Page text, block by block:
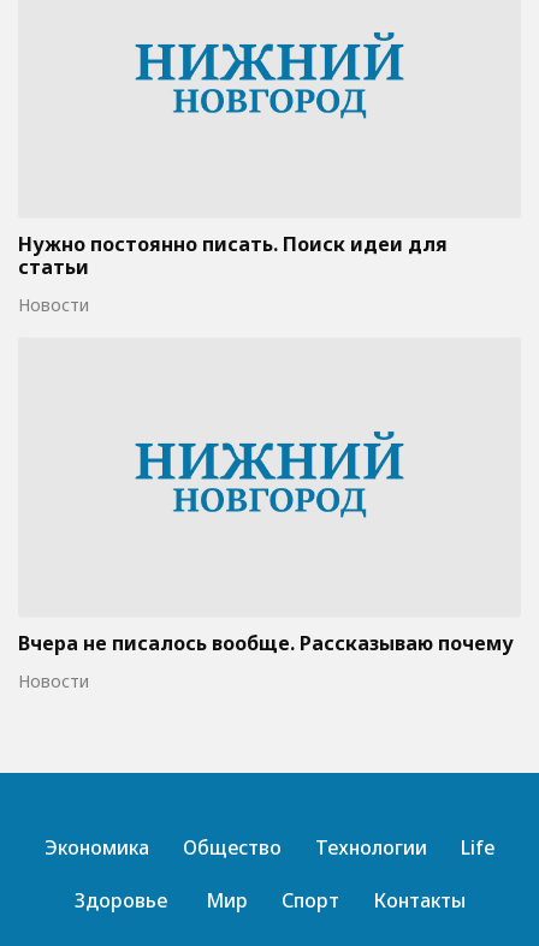
Нужно постоянно писать. Поиск идеи для
статьи
Новости
Вчера не писалось вообще. Рассказываю почему
Новости
Экономика Общество Технологии
Life
Здоровье
Мир Спорт Контакты